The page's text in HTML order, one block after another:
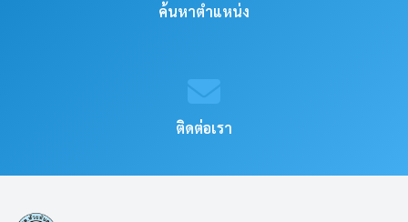
ค้นหาตำแหน่ง
ติดต่อเรา